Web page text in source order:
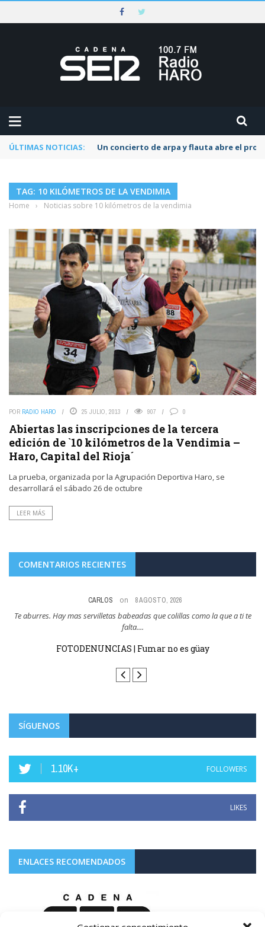
ÚLTIMAS NOTICIAS: Un concierto de arpa y flauta abre el
TAG: 10 KILÓMETROS DE LA VENDIMIA
Home › Noticias sobre 10 kilómetros de la vendimia
POR RADIO HARO 25 JULIO, 2013 907 0
Abiertas las inscripciones de la tercera
edición de `10 kilómetros de la Vendimia –
Haro, Capital del Rioja´
La prueba, organizada por la Agrupación Deportiva Haro, se
desarrollará el sábado 26 de octubre
LEER MÁS
COMENTARIOS RECIENTES
CARLOS on 8 AGOSTO, 2026
Te aburres. Hay mas servilletas babeadas que colillas como la que a ti te
falta....
FOTODENUNCIAS | Fumar no es güay
SÍGUENOS
1.10K+ FOLLOWERS
LIKES
ENLACES RECOMENDADOS